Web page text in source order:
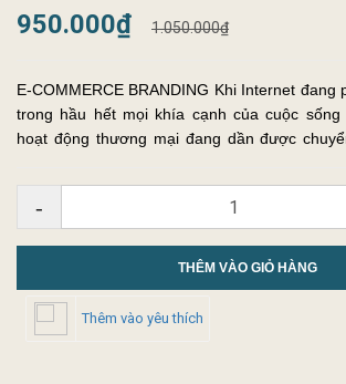
950.000₫ 1.050.000₫
E-COMMERCE BRANDING Khi Internet đang
trong hầu hết mọi khía cạnh của cuộc
hoạt động thương mại đang dần được
cửa hàn...
-
THÊM VÀO GIỎ HÀNG
Thêm vào yêu thích